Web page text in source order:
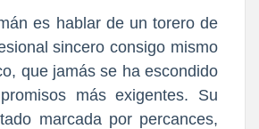
es hablar de un torero de
sincero consigo mismo
que jamás se ha escondido
más exigentes. Su
marcada por percances,